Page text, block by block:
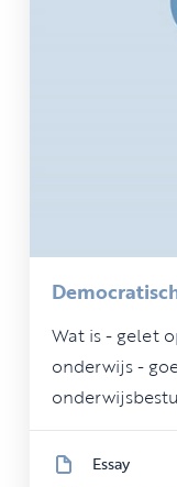
Wat is - gelet
onderwijs -
Essay